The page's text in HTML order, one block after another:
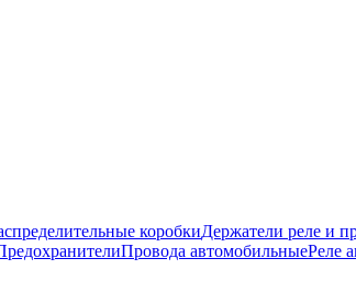
коробкиДержатели реле и
Провода автомобильныеРеле